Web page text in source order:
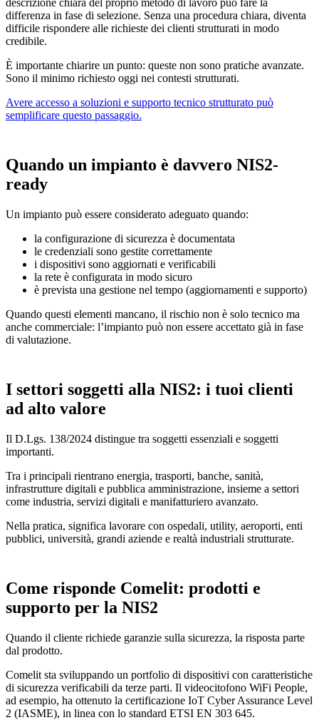
descrizione chiara del proprio metodo di lavoro può fare la
differenza in fase di selezione. Senza una procedura chiara, diventa
difficile rispondere alle richieste dei clienti strutturati in modo
credibile.
È importante chiarire un punto: queste non sono pratiche avanzate.
Sono il minimo richiesto oggi nei contesti strutturati.
Avere accesso a soluzioni e supporto tecnico strutturato può
semplificare questo passaggio.
Quando un impianto è davvero NIS2-
ready
Un impianto può essere considerato adeguato quando:
la configurazione di sicurezza è documentata
le credenziali sono gestite correttamente
i dispositivi sono aggiornati e verificabili
la rete è configurata in modo sicuro
è prevista una gestione nel tempo (aggiornamenti e supporto)
Quando questi elementi mancano, il rischio non è solo tecnico ma
anche commerciale: l’impianto può non essere accettato già in fase
di valutazione.
I settori soggetti alla NIS2: i tuoi clienti
ad alto valore
Il D.Lgs. 138/2024 distingue tra soggetti essenziali e soggetti
importanti.
Tra i principali rientrano energia, trasporti, banche, sanità,
infrastrutture digitali e pubblica amministrazione, insieme a settori
come industria, servizi digitali e manifatturiero avanzato.
Nella pratica, significa lavorare con ospedali, utility, aeroporti, enti
pubblici, università, grandi aziende e realtà industriali strutturate.
Come risponde Comelit: prodotti e
supporto per la NIS2
Quando il cliente richiede garanzie sulla sicurezza, la risposta parte
dal prodotto.
Comelit sta sviluppando un portfolio di dispositivi con caratteristiche
di sicurezza verificabili da terze parti. Il videocitofono WiFi People,
ad esempio, ha ottenuto la certificazione IoT Cyber Assurance Level
2 (IASME), in linea con lo standard ETSI EN 303 645.